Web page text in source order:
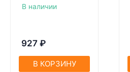
В наличии
927 ₽
В КОРЗИНУ